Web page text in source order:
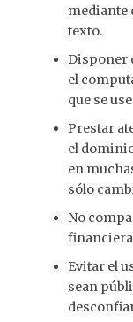
mediante
texto.
Disponer
el
que se
Prestar
el
en
sólo
No
Evitar el
sean